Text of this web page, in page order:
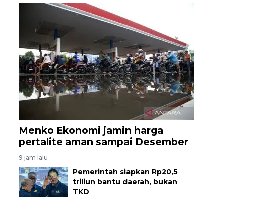
Menko Ekonomi jamin harga
pertalite aman sampai Desember
9 jam lalu
Pemerintah siapkan Rp20,5
triliun bantu daerah, bukan
TKD